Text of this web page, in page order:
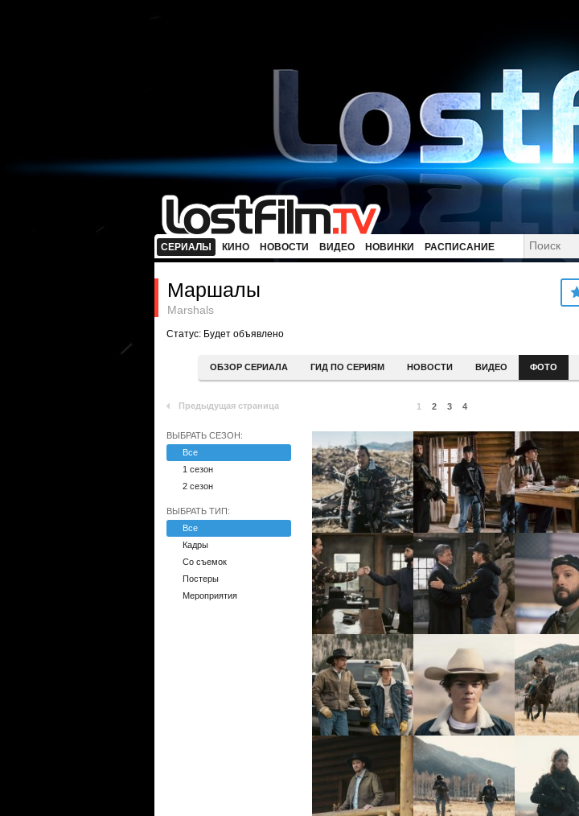
СЕРИАЛЫ КИНО НОВОСТИ ВИДЕО НОВИНКИ РАСПИСАНИЕ
Маршалы
Marshals
Статус: Будет объявлено
ОБЗОР СЕРИАЛА ГИД ПО СЕРИЯМ НОВОСТИ ВИДЕО ФОТО
Предыдущая страница 1 2 3 4
ВЫБРАТЬ СЕЗОН:
Все
1 сезон
2 сезон
ВЫБРАТЬ ТИП:
Все
Кадры
Со съемок
Постеры
Мероприятия